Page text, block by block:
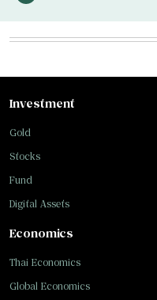
Investment
Gold
Stocks
Fund
Digital Assets
Economics
Thai Economics
Global Economics